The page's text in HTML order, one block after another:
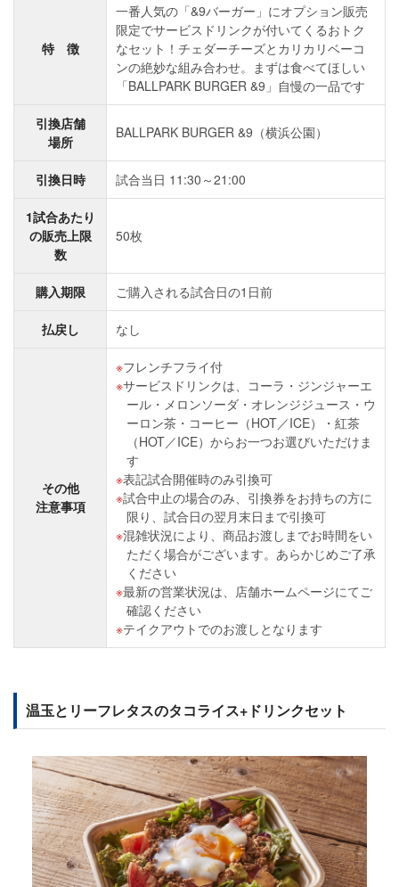
特 徴
一番人気の「&9バーガー」にオプション販売
限定でサービスドリンクが付いてくるおトク
なセット！チェダーチーズとカリカリベーコ
ンの絶妙な組み合わせ。まずは食べてほしい
「BALLPARK BURGER &9」自慢の一品です
引換店舗
場所
BALLPARK BURGER &9（横浜公園）
引換日時 試合当日 11:30～21:00
1試合あたり
の販売上限
数
50枚
購入期限 ご購入される試合日の1日前
払戻し なし
その他
注意事項
フレンチフライ付
サービスドリンクは、コーラ・ジンジャーエ
ール・メロンソーダ・オレンジジュース・ウ
ーロン茶・コーヒー（HOT／ICE）・紅茶
（HOT／ICE）からお一つお選びいただけま
す
表記試合開催時のみ引換可
試合中止の場合のみ、引換券をお持ちの方に
限り、試合日の翌月末日まで引換可
混雑状況により、商品お渡しまでお時間をい
ただく場合がございます。あらかじめご了承
ください
最新の営業状況は、店舗ホームページにてご
確認ください
テイクアウトでのお渡しとなります
温玉とリーフレタスのタコライス+ドリンクセット